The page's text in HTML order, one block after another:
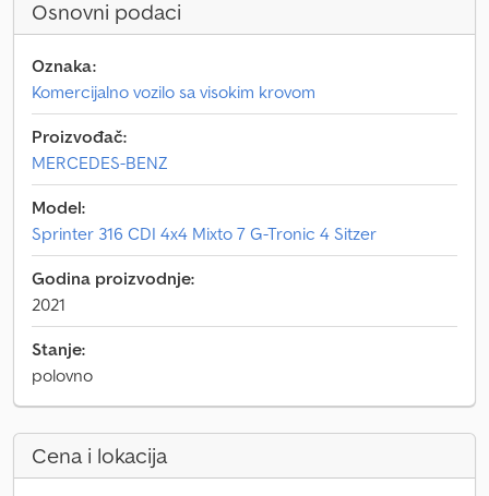
Osnovni podaci
Oznaka:
Komercijalno vozilo sa visokim krovom
Proizvođač:
MERCEDES-BENZ
Model:
Sprinter 316 CDI 4x4 Mixto 7 G-Tronic 4 Sitzer
Godina proizvodnje:
2021
Stanje:
polovno
Cena i lokacija